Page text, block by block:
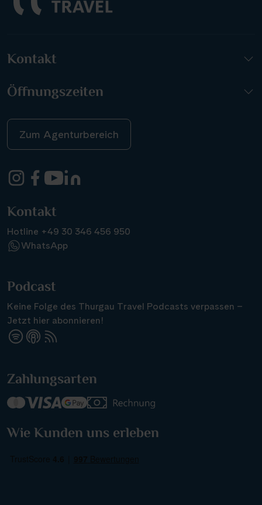
Kontakt
Öffnungszeiten
Zum Agenturbereich
Kontakt
Hotline +49 30 346 456 950
WhatsApp
Podcast
Keine Folge des Thurgau Travel Podcasts verpassen –
Jetzt hier abonnieren!
Zahlungsarten
Wie Kunden uns erleben
Suchen & Buchen
Reisezeitraum